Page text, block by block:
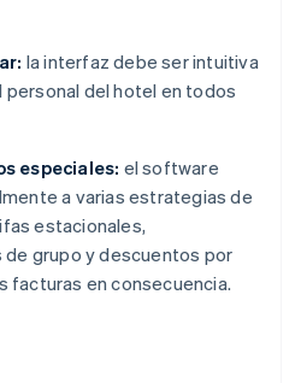
la interfaz debe ser intuitiva
personal del hotel en todos
especiales: el software
a varias estrategias de
estacionales,
grupo y descuentos por
facturas en consecuencia.